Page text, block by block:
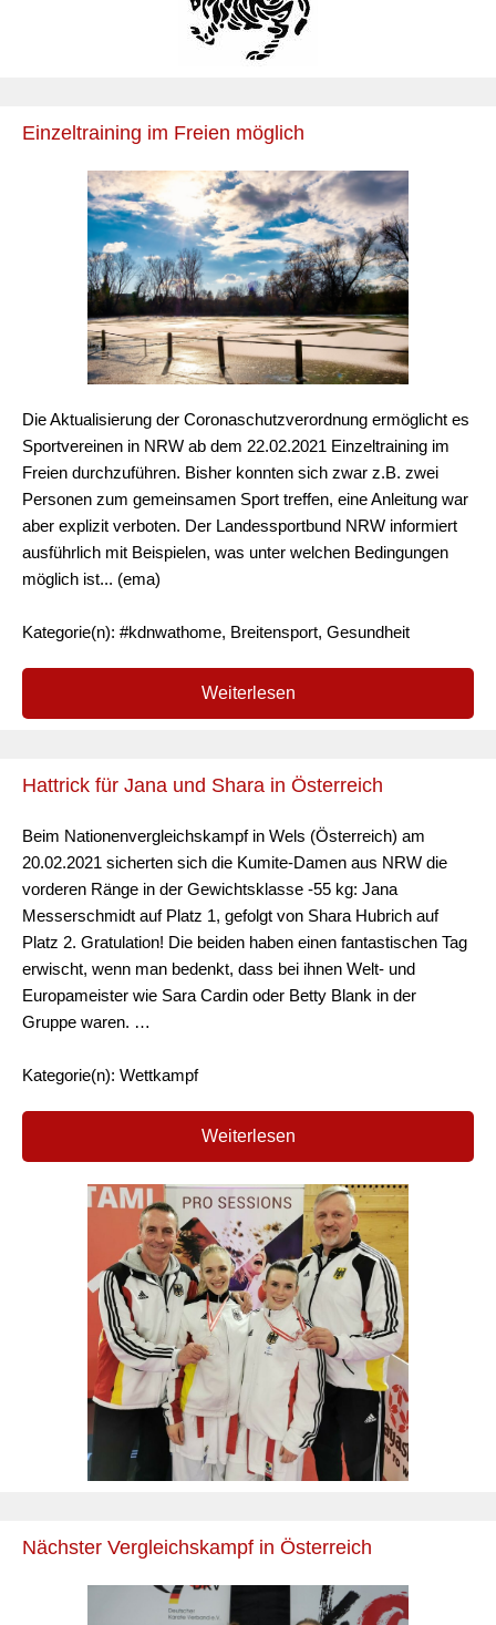
Einzeltraining im Freien möglich
Die Aktualisierung der Coronaschutzverordnung ermöglicht es
Sportvereinen in NRW ab dem 22.02.2021 Einzeltraining im
Freien durchzuführen. Bisher konnten sich zwar z.B. zwei
Personen zum gemeinsamen Sport treffen, eine Anleitung war
aber explizit verboten. Der Landessportbund NRW informiert
ausführlich mit Beispielen, was unter welchen Bedingungen
möglich ist... (ema)
Kategorie(n): #kdnwathome, Breitensport, Gesundheit
Weiterlesen
Hattrick für Jana und Shara in Österreich
Beim Nationenvergleichskampf in Wels (Österreich) am
20.02.2021 sicherten sich die Kumite-Damen aus NRW die
vorderen Ränge in der Gewichtsklasse -55 kg: Jana
Messerschmidt auf Platz 1, gefolgt von Shara Hubrich auf
Platz 2. Gratulation! Die beiden haben einen fantastischen Tag
erwischt, wenn man bedenkt, dass bei ihnen Welt- und
Europameister wie Sara Cardin oder Betty Blank in der
Gruppe waren. …
Kategorie(n): Wettkampf
Weiterlesen
Nächster Vergleichskampf in Österreich